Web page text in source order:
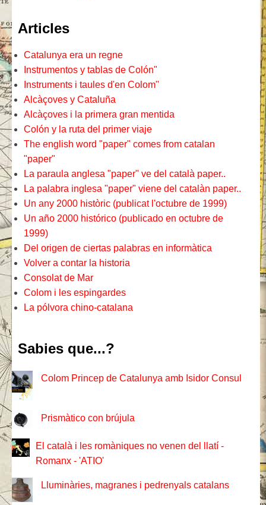
Articles
Catalunya era un regne
Instrumentos y tablas de Colón"
Instruments i taules d'en Colom"
Alcàçoves y Cataluña
Alcàçoves i la primera gran mentida
Colón y la ruta del primer viaje
The english word "paper" comes from catalan
"paper"
La paraula anglesa "paper" ve del català paper..
La palabra inglesa "paper" viene del catalàn paper..
Un any 2000 històric (publicat l'octubre de 1999)
Un año 2000 histórico (publicado en octubre de
1999)
Del origen de ciertas palabras en informàtica
Volver a contar la historia
Consolat de Mar
Colom i les espingardes
La pólvora chino-catalana
Sabies que...?
Colom Princep de Catalunya amb Isidor Consul
Prismàtico con brújula
El català i les romàniques no venen del llatí -
Romanx - 'ATIO'
Lluminàries, magranes i pedrenyals catalans